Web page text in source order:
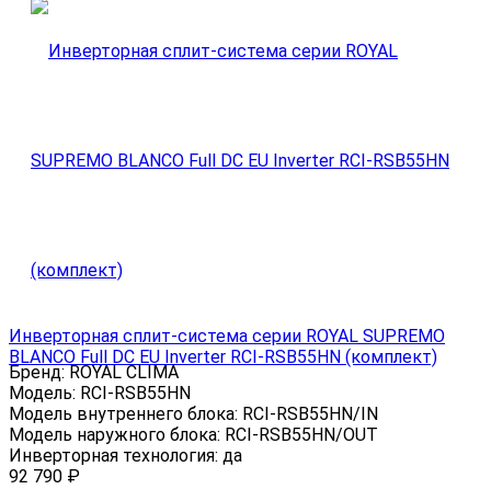
Инверторная сплит-система серии ROYAL SUPREMO
BLANCO Full DC EU Inverter RCI-RSB55HN (комплект)
Бренд: ROYAL CLIMA
Модель: RCI-RSB55HN
Модель внутреннего блока: RCI-RSB55HN/IN
Модель наружного блока: RCI-RSB55HN/OUT
Инверторная технология: да
92 790 ₽